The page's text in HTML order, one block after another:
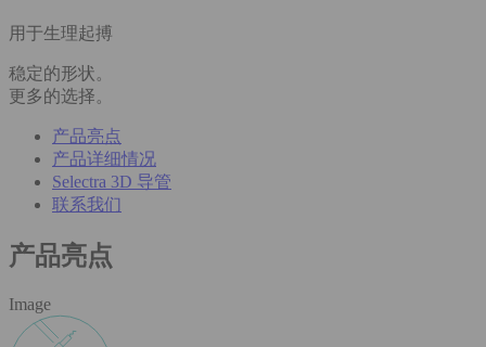
用于生理起搏
稳定的形状。
更多的选择。
产品亮点
产品详细情况
Selectra 3D 导管
联系我们
产品亮点
Image